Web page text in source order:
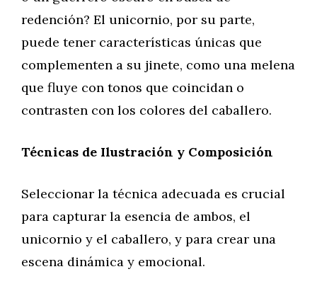
redención? El unicornio, por su parte,
puede tener características únicas que
complementen a su jinete, como una melena
que fluye con tonos que coincidan o
contrasten con los colores del caballero.
Técnicas de Ilustración y Composición
Seleccionar la técnica adecuada es crucial
para capturar la esencia de ambos, el
unicornio y el caballero, y para crear una
escena dinámica y emocional.